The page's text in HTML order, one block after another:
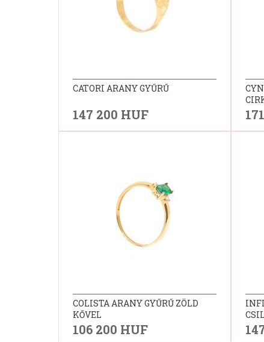
CATORI ARANY GYŰRŰ
147 200 HUF
COLISTA ARANY GYŰRŰ ZÖLD
KŐVEL
106 200 HUF